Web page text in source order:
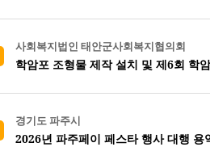
사회복지법인 태안군사회복지협의회
학암포 조형물 제작 설치 및 제6회 학
경기도 파주시
2026년 파주페이 페스타 행사 대행 용